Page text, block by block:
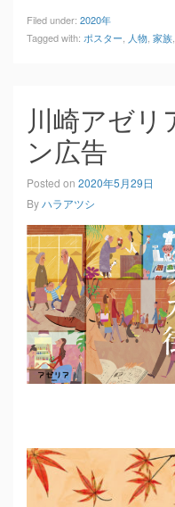
Filed under: 2020年
Tagged with: ポスター 人物 家族
川崎アゼ
ン広告
Posted on 2020年5月29日
Byハラアツシ